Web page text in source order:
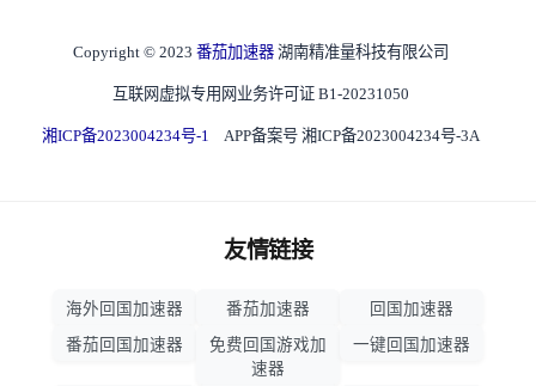
Copyright © 2023 番茄加速器 湖南精准量科技有限公司
互联网虚拟专用网业务许可证 B1-20231050
湘ICP备2023004234号-1 APP备案号 湘ICP备2023004234号-3A
友情链接
海外回国加速器 番茄加速器
回国加速器
番茄回国加速器
免费回国游戏加
速器
一键回国加速器